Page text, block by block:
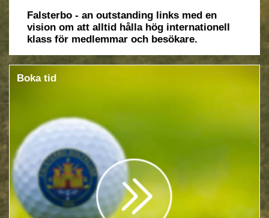
Falsterbo - an outstanding links med en
vision om att alltid hålla hög internationell
klass för medlemmar och besökare.
Boka tid